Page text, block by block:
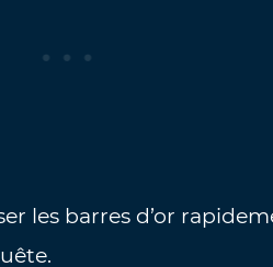
les barres d’or